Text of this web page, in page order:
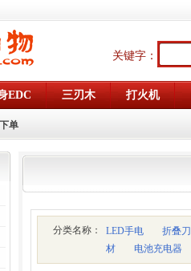
关键字：
EDC 三刃木 打火机
单
分类名称： LED手电 折叠刀
材
电池充电器